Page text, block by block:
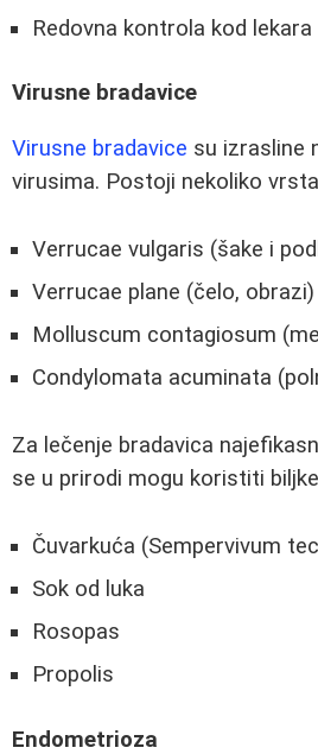
Redovna kontrola kod lekara
Virusne bradavice
Virusne bradavice su izrasline
virusima. Postoji nekoliko
Verrucae vulgaris (šake i
Verrucae plane (čelo, obrazi)
Molluscum contagiosum
Condylomata acuminata
Za lečenje bradavica
se u prirodi mogu koristiti
Čuvarkuća (Sempervivum
Sok od luka
Rosopas
Propolis
Endometrioza